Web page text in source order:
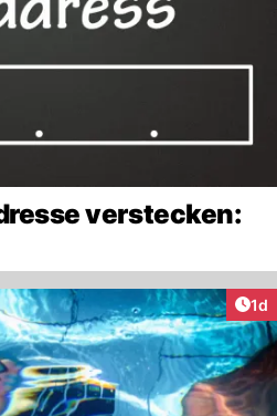
verstecken:
1d